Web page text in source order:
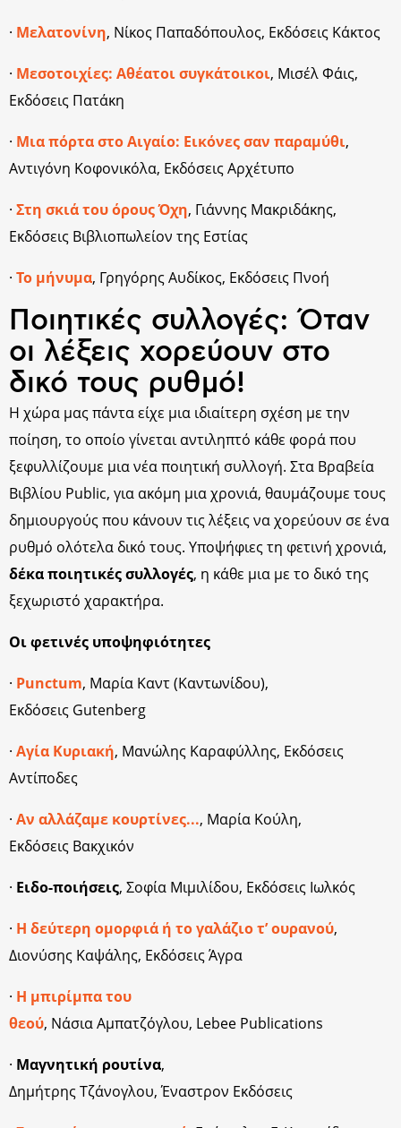
· Μελατονίνη, Νίκος Παπαδόπουλος, Εκδόσεις Κάκτος
· Μεσοτοιχίες: Αθέατοι συγκάτοικοι, Μισέλ Φάις,
Εκδόσεις Πατάκη
· Μια πόρτα στο Αιγαίο: Εικόνες σαν παραμύθι,
Αντιγόνη Κοφονικόλα, Εκδόσεις Αρχέτυπο
· Στη σκιά του όρους Όχη, Γιάννης Μακριδάκης,
Εκδόσεις Βιβλιοπωλείον της Εστίας
· Το μήνυμα, Γρηγόρης Αυδίκος, Εκδόσεις Πνοή
Ποιητικές συλλογές: Όταν
οι λέξεις χορεύουν στο
δικό τους ρυθμό!
Η χώρα μας πάντα είχε μια ιδιαίτερη σχέση με την
ποίηση, το οποίο γίνεται αντιληπτό κάθε φορά που
ξεφυλλίζουμε μια νέα ποιητική συλλογή. Στα Βραβεία
Βιβλίου Public, για ακόμη μια χρονιά, θαυμάζουμε τους
δημιουργούς που κάνουν τις λέξεις να χορεύουν σε ένα
ρυθμό ολότελα δικό τους. Υποψήφιες τη φετινή χρονιά,
δέκα ποιητικές συλλογές, η κάθε μια με το δικό της
ξεχωριστό χαρακτήρα.
Οι φετινές υποψηφιότητες
· Punctum, Μαρία Καντ (Καντωνίδου),
Εκδόσεις Gutenberg
· Αγία Κυριακή, Μανώλης Καραφύλλης, Εκδόσεις
Αντίποδες
· Αν αλλάζαμε κουρτίνες..., Μαρία Κούλη,
Εκδόσεις Βακχικόν
· Ειδο-ποιήσεις, Σοφία Μιμιλίδου, Εκδόσεις Ιωλκός
· Η δεύτερη ομορφιά ή το γαλάζιο τ’ ουρανού,
Διονύσης Καψάλης, Εκδόσεις Άγρα
· Η μπιρίμπα του
θεού, Νάσια Αμπατζόγλου, Lebee Publications
· Μαγνητική ρουτίνα,
Δημήτρης Τζάνογλου, Έναστρον Εκδόσεις